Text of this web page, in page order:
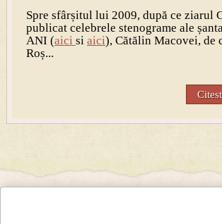
Spre sfârșitul lui 2009, după ce ziarul
publicat celebrele stenograme ale
ANI (aici si aici), Cătălin Macovei, de
Roș...